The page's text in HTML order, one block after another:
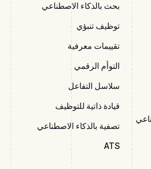
بحث بالذكاء الاصطناعي
توظيف تنبؤي
تقييمات معرفية
التوأم الرقمي
سلاسل التفاعل
قيادة ذاتية للتوظيف
تصفية بالذكاء الاصطناعي
ATS